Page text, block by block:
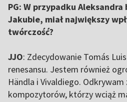
PG: W przypadku Aleksandra
Jakubie, miał największy
twórczość?
JJO: Zdecydowanie Tomás
renesansu. Jestem również
Händla i Vivaldiego. Odkrywam
kompozytorów, którzy wciąż